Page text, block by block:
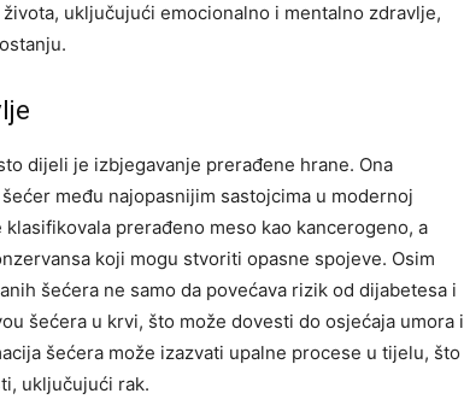
uključujući emocionalno i mentalno zdravlje,
dijeli je izbjegavanje prerađene hrane. Ona
među najopasnijim sastojcima u modernoj
prerađeno meso kao kancerogeno, a
koji mogu stvoriti opasne spojeve. Osim
šećera ne samo da povećava rizik od dijabetesa i
šećera u krvi, što može dovesti do osjećaja umora i
šećera može izazvati upalne procese u tijelu, što
uključujući rak.